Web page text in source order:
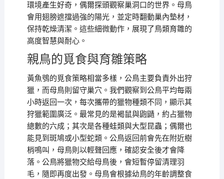
環境產生好奇，偶爾探頭觀察巢洞口的世界。母鳥
會用翅膀遮擋過強的陽光，並定時翻動巢內墊材，
保持乾燥清潔。這些細微動作，展現了鳥類育雛的
高度智慧與耐心。
親鳥的覓食與育雛策略
黃魚鴞的覓食策略相當多樣，公鳥主要負責外出狩
獵，而母鳥則留守巢穴。我們觀察到公鳥平均每兩
小時返回一次，每次攜帶的獵物種類不同，顯示其
狩獵範圍廣泛。最常見的是褐鼠與鼩鼱，約占獵物
總數的六成；其次是各種蛙類與大型昆蟲；偶爾也
能見到斑鳩或小型蛇類。公鳥返回前會先在附近樹
梢鳴叫，母鳥則以輕聲回應，確認安全後才會降
落。公鳥將獵物交給母鳥後，會短暫停留清理羽
毛，隨即再度出發。母鳥會根據幼鳥的年齡調整食